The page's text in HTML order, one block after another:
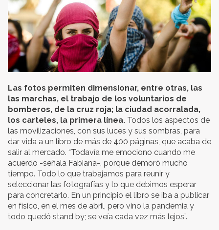
Las fotos permiten dimensionar, entre otras, las
las marchas, el trabajo de los voluntarios de
bomberos, de la cruz roja; la ciudad acorralada,
los carteles, la primera línea. Todos los aspectos de
las movilizaciones, con sus luces y sus sombras, para
dar vida a un libro de más de 400 páginas, que acaba de
salir al mercado. “Todavía me emociono cuando me
acuerdo -señala Fabiana-, porque demoró mucho
tiempo. Todo lo que trabajamos para reunir y
seleccionar las fotografías y lo que debimos esperar
para concretarlo. En un principio el libro se iba a publicar
en físico, en el mes de abril, pero vino la pandemia y
todo quedó stand by; se veía cada vez más lejos”.